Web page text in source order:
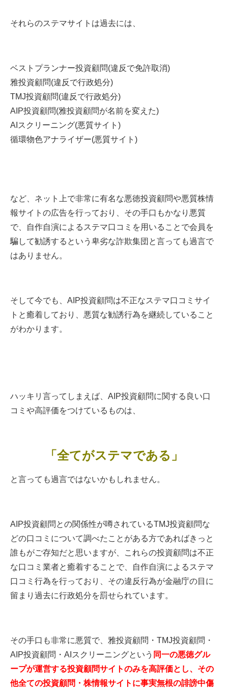
それらのステマサイトは過去には、
ベストプランナー投資顧問(違反で免許取消)
雅投資顧問(違反で行政処分)
TMJ投資顧問(違反で行政処分)
AIP投資顧問(雅投資顧問が名前を変えた)
AIスクリーニング(悪質サイト)
循環物色アナライザー(悪質サイト)
など、ネット上で非常に有名な悪徳投資顧問や悪質株情
報サイトの広告を行っており、その手口もかなり悪質
で、自作自演によるステマ口コミを用いることで会員を
騙して勧誘するという卑劣な詐欺集団と言っても過言で
はありません。
そして今でも、AIP投資顧問は不正なステマ口コミサイ
トと癒着しており、悪質な勧誘行為を継続していること
がわかります。
ハッキリ言ってしまえば、AIP投資顧問に関する良い口
コミや高評価をつけているものは、
「全てがステマである」
と言っても過言ではないかもしれません。
AIP投資顧問との関係性が噂されているTMJ投資顧問な
どの口コミについて調べたことがある方であればきっと
誰もがご存知だと思いますが、これらの投資顧問は不正
な口コミ業者と癒着することで、自作自演によるステマ
口コミ行為を行っており、その違反行為が金融庁の目に
留まり過去に行政処分を罰せられています。
その手口も非常に悪質で、雅投資顧問・TMJ投資顧問・
AIP投資顧問・AIスクリーニングという 同一の悪徳グル
ープが運営する投資顧問サイトのみを高評価とし、その
他全ての投資顧問・株情報サイトに事実無根の誹謗中傷